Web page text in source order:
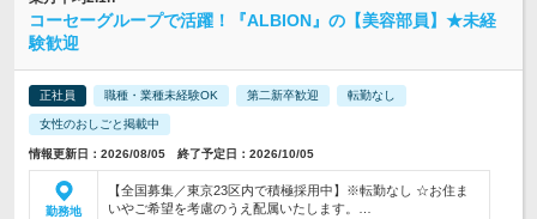
コーセーグループで活躍！『ALBION』の【美容部員】★未経
験歓迎
正社員 職種・業種未経験OK 第二新卒歓迎 転勤なし
女性のおしごと掲載中
情報更新日：2026/08/05 終了予定日：2026/10/05
勤務地
【全国募集／東京23区内で積極採用中】※転勤なし ☆お住ま
いやご希望を考慮のうえ配属いたします。…